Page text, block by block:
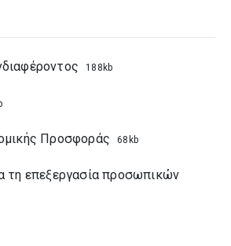
188kb
Προσφοράς 68kb
τη επεξεργασία προσωπικών